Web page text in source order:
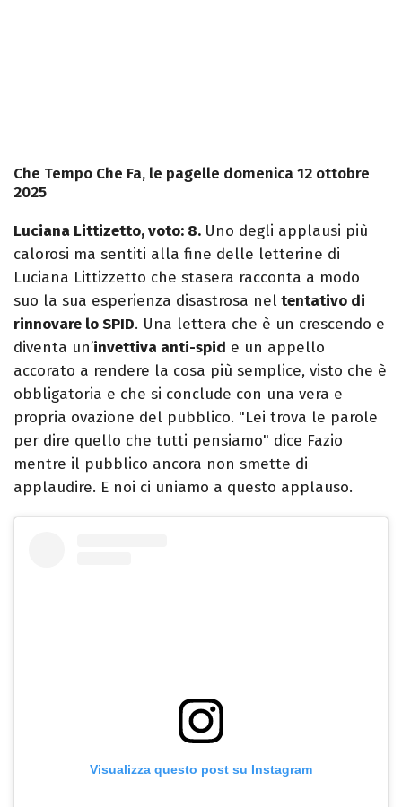
Che Tempo Che Fa, le pagelle domenica 12 ottobre
2025
Luciana Littizetto, voto: 8. Uno degli applausi più
calorosi ma sentiti alla fine delle letterine di
Luciana Littizzetto che stasera racconta a modo
suo la sua esperienza disastrosa nel tentativo di
rinnovare lo SPID. Una lettera che è un crescendo e
diventa un’invettiva anti-spid e un appello
accorato a rendere la cosa più semplice, visto che è
obbligatoria e che si conclude con una vera e
propria ovazione del pubblico. "Lei trova le parole
per dire quello che tutti pensiamo" dice Fazio
mentre il pubblico ancora non smette di
applaudire. E noi ci uniamo a questo applauso.
Visualizza questo post su Instagram